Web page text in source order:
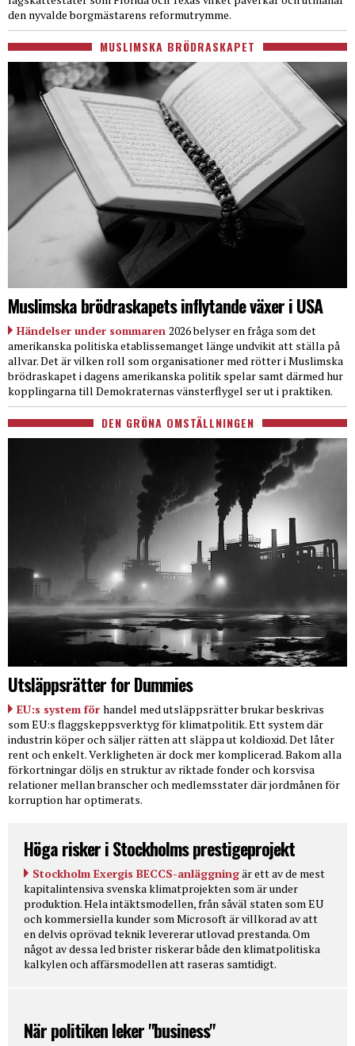
den nyvalde borgmästarens reformutrymme.
MUSLIMSKA BRÖDRASKAPET
Muslimska brödraskapets inflytande växer i USA
Händelser under sommaren 2026 belyser en fråga som det
amerikanska politiska etablissemanget länge undvikit att ställa på
allvar. Det är vilken roll som organisationer med rötter i Muslimska
brödraskapet i dagens amerikanska politik spelar samt därmed hur
kopplingarna till Demokraternas vänsterflygel ser ut i praktiken.
DEN GRÖNA OMSTÄLLNINGEN
Utsläppsrätter for Dummies
EU:s system för handel med utsläppsrätter brukar beskrivas
som EU:s flaggskeppsverktyg för klimatpolitik. Ett system där
industrin köper och säljer rätten att släppa ut koldioxid. Det låter
rent och enkelt. Verkligheten är dock mer komplicerad. Bakom alla
förkortningar döljs en struktur av riktade fonder och korsvisa
relationer mellan branscher och medlemsstater där jordmånen för
korruption har optimerats.
Höga risker i Stockholms prestigeprojekt
Stockholm Exergis BECCS-anläggningär ett av de mest
kapitalintensiva svenska klimatprojekten som är under
produktion. Hela intäktsmodellen, från såväl staten som EU
och kommersiella kunder som Microsoft är villkorad av att
en delvis oprövad teknik levererar utlovad prestanda. Om
något av dessa led brister riskerar både den klimatpolitiska
kalkylen och affärsmodellen att raseras samtidigt.
När politiken leker "business"